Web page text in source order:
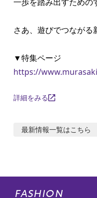
さあ、遊びでつなが
https://
詳細をみる
最新情報一覧はこちら
FASHION